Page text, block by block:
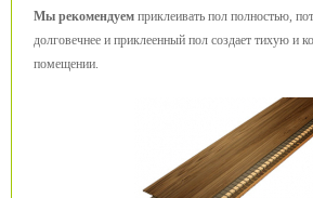
Мы рекомендуем приклеивать пол полностью,
долговечнее и приклеенный пол создает тихую и
помещении.